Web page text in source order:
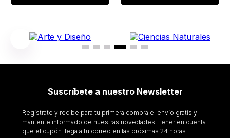
Suscríbete a nuestro Newsletter
Regístrate y recibe para tu primera compra el envío gratis y
mantente informado de nuestras novedades. Tener en cuenta
que el cupón llega a tu correo en las próximas 24 horas.